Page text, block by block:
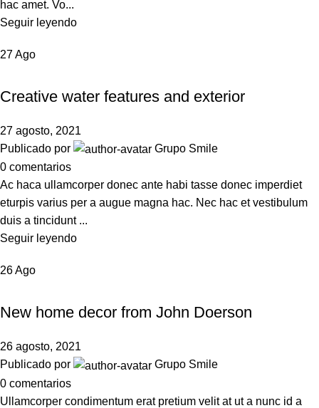
hac amet. Vo...
Seguir leyendo
27Ago
Creative water features and exterior
27 agosto, 2021
Publicado por
Grupo Smile
0 comentarios
Ac haca ullamcorper donec ante habi tasse donec imperdiet
eturpis varius per a augue magna hac. Nec hac et vestibulum
duis a tincidunt ...
Seguir leyendo
26Ago
New home decor from John Doerson
26 agosto, 2021
Publicado por
Grupo Smile
0 comentarios
Ullamcorper condimentum erat pretium velit at ut a nunc id a